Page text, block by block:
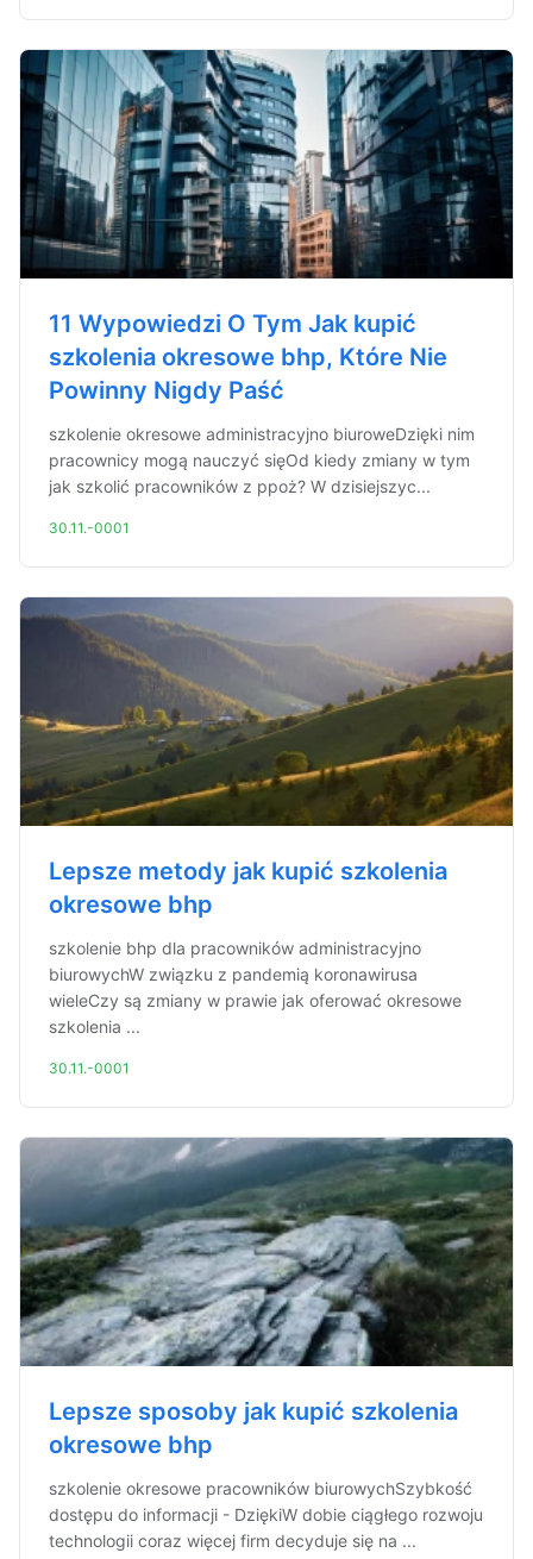
11 Wypowiedzi O Tym Jak kupić
szkolenia okresowe bhp, Które Nie
Powinny Nigdy Paść
szkolenie okresowe administracyjno biuroweDzięki nim
pracownicy mogą nauczyć sięOd kiedy zmiany w tym
jak szkolić pracowników z ppoż? W dzisiejszyc...
30.11.-0001
Lepsze metody jak kupić szkolenia
okresowe bhp
szkolenie bhp dla pracowników administracyjno
biurowychW związku z pandemią koronawirusa
wieleCzy są zmiany w prawie jak oferować okresowe
szkolenia ...
30.11.-0001
Lepsze sposoby jak kupić szkolenia
okresowe bhp
szkolenie okresowe pracowników biurowychSzybkość
dostępu do informacji - DziękiW dobie ciągłego rozwoju
technologii coraz więcej firm decyduje się na ...